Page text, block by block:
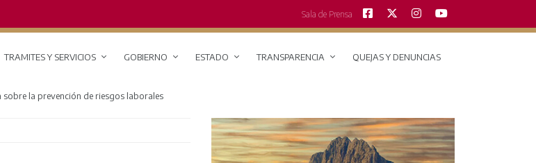
Sala de Prensa
TRAMITES Y SERVICIOS GOBIERNO ESTADO TRANSPARENCIA QUEJAS Y DENUNCIAS
la prevención de riesgos laborales